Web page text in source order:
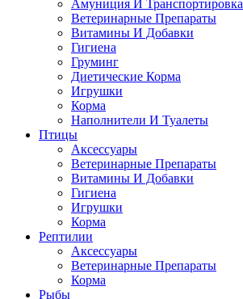
Амуниция И Транспортировка
Ветеринарные Препараты
Витамины И Добавки
Гигиена
Груминг
Диетические Корма
Игрушки
Корма
Наполнители И Туалеты
Птицы
Аксессуары
Ветеринарные Препараты
Витамины И Добавки
Гигиена
Игрушки
Корма
Рептилии
Аксессуары
Ветеринарные Препараты
Корма
Рыбы